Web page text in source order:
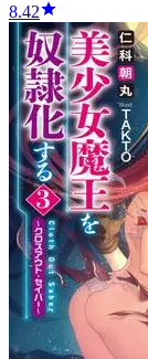
8.42